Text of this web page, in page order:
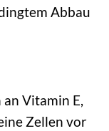
Abbau
Vitamin E,
Zellen vor